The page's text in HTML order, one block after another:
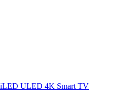
ULED 4K Smart TV